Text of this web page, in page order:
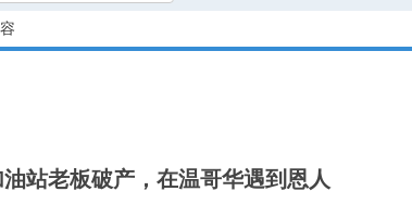
录
站老板破产，在温哥华遇到恩人